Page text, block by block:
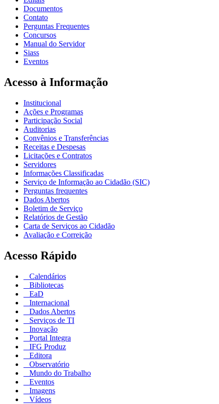
Documentos
Contato
Perguntas Frequentes
Concursos
Manual do Servidor
Siass
Eventos
Acesso à Informação
Institucional
Ações e Programas
Participação Social
Auditorias
Convênios e Transferências
Receitas e Despesas
Licitações e Contratos
Servidores
Informações Classificadas
Serviço de Informação ao Cidadão (SIC)
Perguntas frequentes
Dados Abertos
Boletim de Serviço
Relatórios de Gestão
Carta de Serviços ao Cidadão
Avaliação e Correição
Acesso Rápido
Calendários
Bibliotecas
EaD
Internacional
Dados Abertos
Serviços de TI
Inovação
Portal Integra
IFG Produz
Editora
Observatório
Mundo do Trabalho
Eventos
Imagens
Vídeos